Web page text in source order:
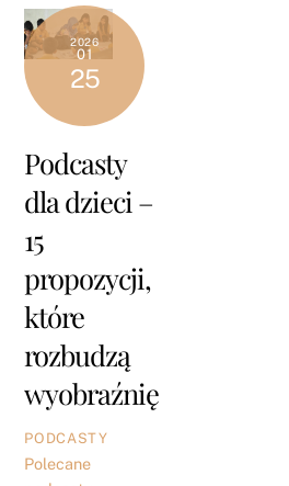
Skip
content
2026
01
25
Podcasty
dla dzieci –
15
propozycji,
które
rozbudzą
wyobraźnię
PODCASTY
Polecane